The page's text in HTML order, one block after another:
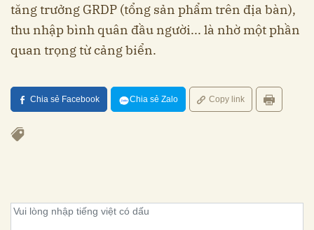
tăng trưởng GRDP (tổng sản phẩm trên địa bàn),
thu nhập bình quân đầu người... là nhờ một phần
quan trọng từ cảng biển.
Chia sẻ Facebook Chia sẻ Zalo Copy link